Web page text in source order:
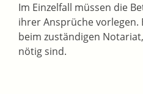
Im Einzelfall müssen die
ihrer Ansprüche vorlegen.
beim zuständigen
nötig sind.